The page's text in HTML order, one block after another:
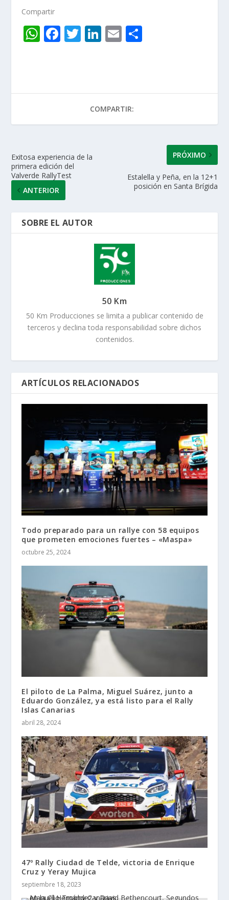
Compartir
W
A
p
F
o
k
T Li
dI
n
E
ar
r
COMPARTIR:
Exitosa experiencia de la
primera edición del
Valverde RallyTest
ANTERIOR
PRÓXIMO
Estalella y Peña, en la 12+1
posición en Santa Brígida
SOBRE EL AUTOR
50 Km
50 Km Producciones se limita a publicar contenido de
terceros y declina toda responsabilidad sobre dichos
contenidos.
ARTÍCULOS RELACIONADOS
Todo preparado para un rallye con 58 equipos
que prometen emociones fuertes – «Maspa»
octubre 25, 2024
El piloto de La Palma, Miguel Suárez, junto a
Eduardo González, ya está listo para el Rally
Islas Canarias
abril 28, 2024
47º Rally Ciudad de Telde, victoria de Enrique
Cruz y Yeray Mujica
septiembre 18, 2023